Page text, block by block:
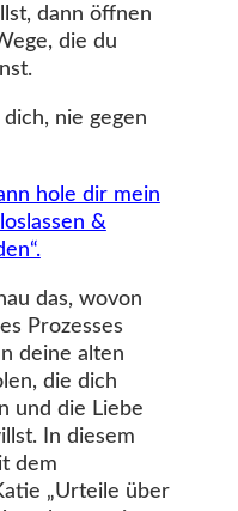
dann öffnen
die du
nie gegen
hole dir mein
&
das, wovon
Prozesses
deine alten
die dich
und die Liebe
In diesem
dem
„Urteile über